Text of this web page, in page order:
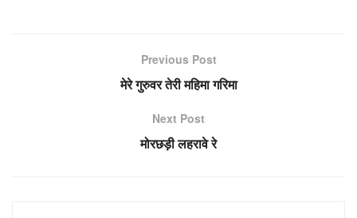
Previous Post
मेरे गुरुवर तेरी महिमा गरिमा
Next Post
मोरछड़ी लहरावे रे